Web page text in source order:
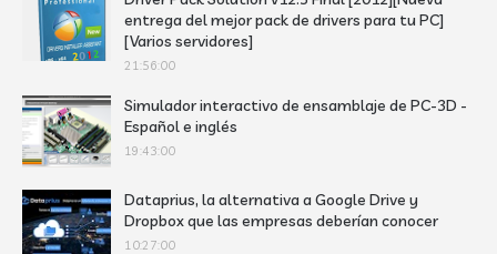
entrega del mejor pack de drivers para tu PC]
[Varios servidores]
21:56:00
Simulador interactivo de ensamblaje de PC-3D -
Español e inglés
19:43:00
Dataprius, la alternativa a Google Drive y
Dropbox que las empresas deberían conocer
10:27:00